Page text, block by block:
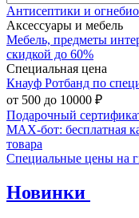
Антисептики и
Аксессуары и мебель
Мебель, предметы
скидкой до 60%
Специальная цена
Кнауф Ротбанд по
от 500 до 10000 ₽
Подарочный
MAX-бот: бесплатная
товара
Специальные цены на
Новинки